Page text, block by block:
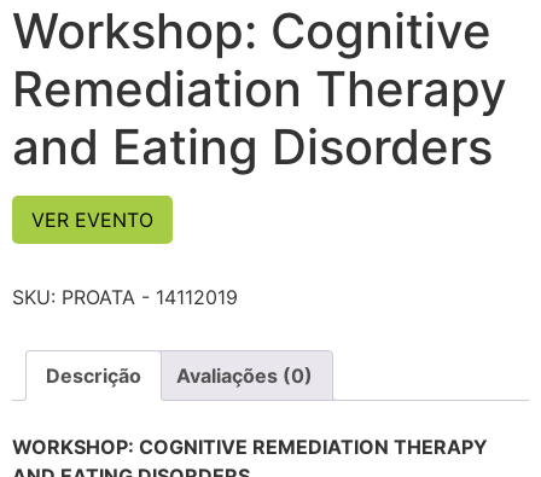
Workshop: Cognitive
Remediation Therapy
and Eating Disorders
VER EVENTO
SKU: PROATA - 14112019
Descrição Avaliações (0)
WORKSHOP: COGNITIVE REMEDIATION THERAPY